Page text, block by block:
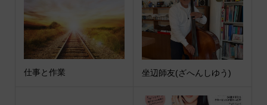
仕事と作業 坐辺師友(ざへんしゆう)